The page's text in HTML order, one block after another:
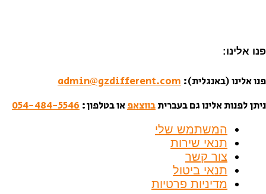
פנו אלינו:
פנו אלינו (באנגלית): admin@gzdifferent.com
ניתן לפנות אלינו גם בעבריתבווצאפאו בטלפון: 054-484-5546
המשתמש שלי
תנאי שירות
צור קשר
תנאי ביטול
מדיניות פרטיות